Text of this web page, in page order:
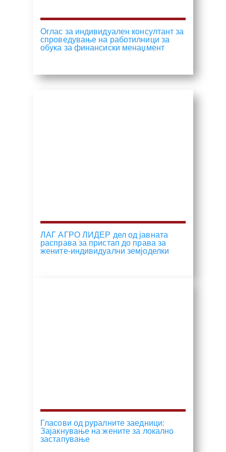
Оглас за индивидуален консултант за
спроведување на работилници за
обука за финансиски менаџмент
ЛАГ АГРО ЛИДЕР дел од јавната
расправа за пристап до права за
жените-индивидуални земјоделки
Гласови од руралните заедници:
Зајакнување на жените за локално
застапување